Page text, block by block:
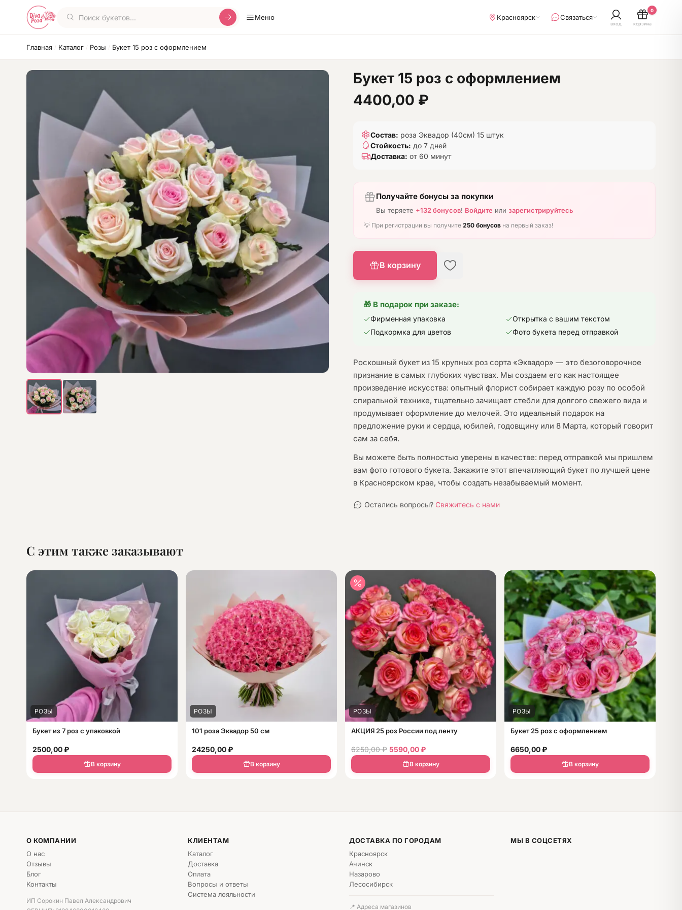
Меню Красноярск Связаться
вход корзина
0
Главная / Каталог / Розы / Букет 15 роз с оформлением
Букет 15 роз с оформлением
4400,00 ₽
Состав: роза Эквадор (40см) 15 штук
Стойкость: до 7 дней
Доставка: от 60 минут
Получайте бонусы за покупки
Вы теряете +132 бонусов! Войдите или зарегистрируйтесь
💡 При регистрации вы получите 250 бонусов на первый заказ!
В корзину
🎁 В подарок при заказе:
Фирменная упаковка
Открытка с вашим текстом
Подкормка для цветов
Фото букета перед отправкой
Роскошный букет из 15 крупных роз сорта «Эквадор» — это безоговорочное
признание в самых глубоких чувствах. Мы создаем его как настоящее
произведение искусства: опытный флорист собирает каждую розу по особой
спиральной технике, тщательно зачищает стебли для долгого свежего вида и
продумывает оформление до мелочей. Это идеальный подарок на
предложение руки и сердца, юбилей, годовщину или 8 Марта, который говорит
сам за себя.
Вы можете быть полностью уверены в качестве: перед отправкой мы пришлем
вам фото готового букета. Закажите этот впечатляющий букет по лучшей цене
в Красноярском крае, чтобы создать незабываемый момент.
Остались вопросы? Свяжитесь с нами
С этим также заказывают
РОЗЫ
Букет из 7 роз с упаковкой
2500,00₽
В корзину
РОЗЫ
101 роза Эквадор 50 см
24250,00₽
В корзину
РОЗЫ
АКЦИЯ 25 роз России под ленту
6250,00₽ 5590,00₽
В корзину
РОЗЫ
Букет 25 роз с оформлением
6650,00₽
В корзину
О КОМПАНИИ
О нас
Отзывы
Блог
Контакты
ИП Сорокин Павел Александрович
КЛИЕНТАМ
Каталог
Доставка
Оплата
Вопросы и ответы
Система лояльности
ДОСТАВКА ПО ГОРОДАМ
Красноярск
Ачинск
Назарово
Лесосибирск
📍 Адреса магазинов
МЫ В СОЦСЕТЯХ